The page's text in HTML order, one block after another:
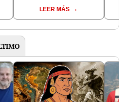
con unoLEER MÁS